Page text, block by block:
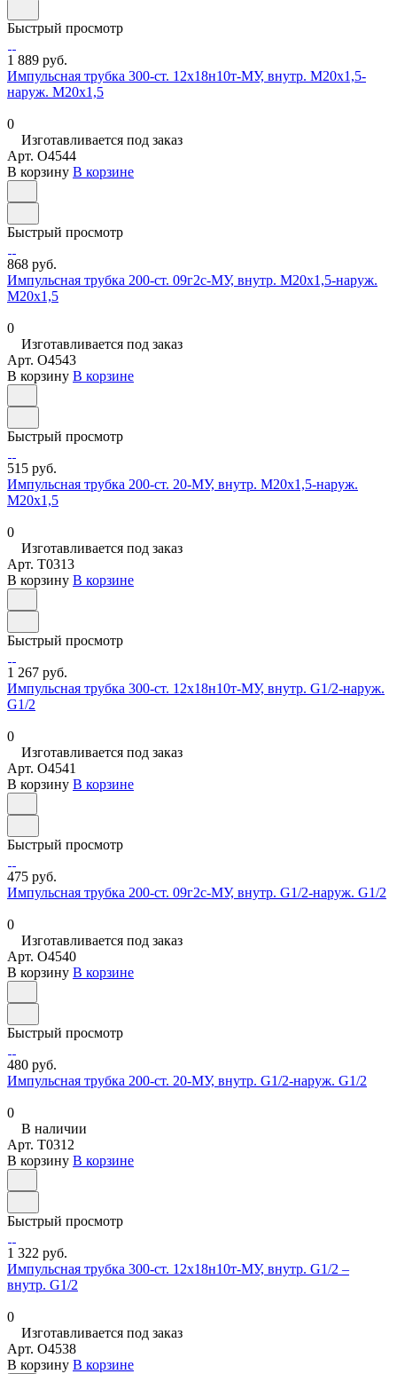
Быстрый просмотр
1 889 руб.
Импульсная трубка 300-ст. 12х18н10т-МУ, внутр. М20х1,5-
наруж. М20х1,5
0
Изготавливается под заказ
Арт. O4544
В корзину В корзине
Быстрый просмотр
868 руб.
Импульсная трубка 200-ст. 09г2с-МУ, внутр. М20х1,5-наруж.
М20х1,5
0
Изготавливается под заказ
Арт. O4543
В корзину В корзине
Быстрый просмотр
515 руб.
Импульсная трубка 200-ст. 20-МУ, внутр. М20х1,5-наруж.
М20х1,5
0
Изготавливается под заказ
Арт. T0313
В корзину В корзине
Быстрый просмотр
1 267 руб.
Импульсная трубка 300-ст. 12х18н10т-МУ, внутр. G1/2-наруж.
G1/2
0
Изготавливается под заказ
Арт. O4541
В корзину В корзине
Быстрый просмотр
475 руб.
Импульсная трубка 200-ст. 09г2с-МУ, внутр. G1/2-наруж. G1/2
0
Изготавливается под заказ
Арт. O4540
В корзину В корзине
Быстрый просмотр
480 руб.
Импульсная трубка 200-ст. 20-МУ, внутр. G1/2-наруж. G1/2
0
В наличии
Арт. T0312
В корзину В корзине
Быстрый просмотр
1 322 руб.
Импульсная трубка 300-ст. 12х18н10т-МУ, внутр. G1/2 –
внутр. G1/2
0
Изготавливается под заказ
Арт. O4538
В корзину В корзине